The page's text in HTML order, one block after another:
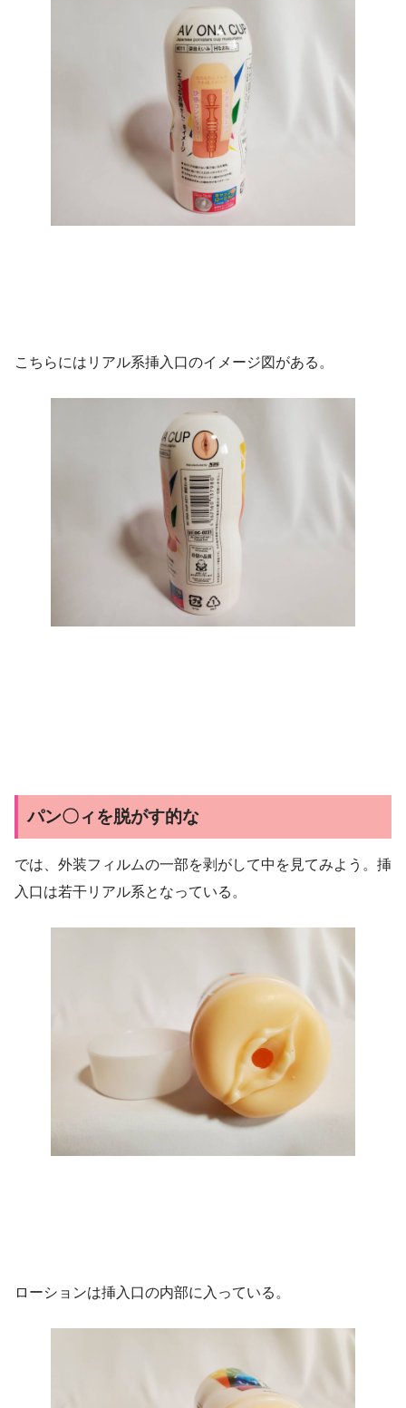
こちらにはリアル系挿入口のイメージ図がある。
パン〇ィを脱がす的な
では、外装フィルムの一部を剥がして中を見てみよう。挿
入口は若干リアル系となっている。
ローションは挿入口の内部に入っている。